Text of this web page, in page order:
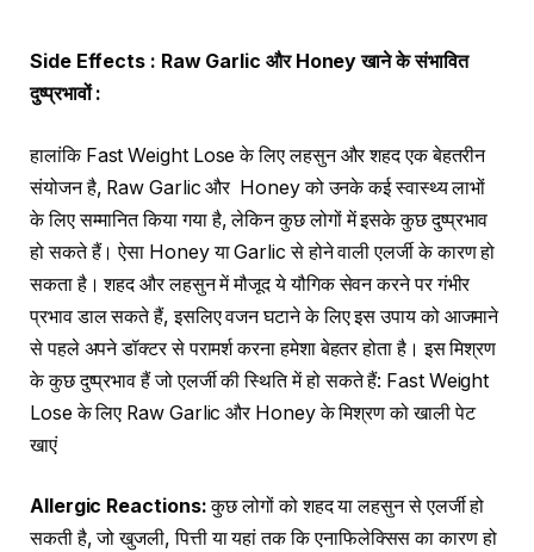
Side Effects : Raw Garlic और Honeyखाने के संभावित
दुष्प्रभावों:
हालांकि Fast Weight Lose के लिए लहसुन और शहद एक बेहतरीन
संयोजन है, Raw Garlic और Honey को उनके कई स्वास्थ्य लाभों
के लिए सम्मानित किया गया है, लेकिन कुछ लोगों में इसके कुछ दुष्प्रभाव
हो सकते हैं। ऐसा Honey या Garlic से होने वाली एलर्जी के कारण हो
सकता है। शहद और लहसुन में मौजूद ये यौगिक सेवन करने पर गंभीर
प्रभाव डाल सकते हैं, इसलिए वजन घटाने के लिए इस उपाय को आजमाने
से पहले अपने डॉक्टर से परामर्श करना हमेशा बेहतर होता है। इस मिश्रण
के कुछ दुष्प्रभाव हैं जो एलर्जी की स्थिति में हो सकते हैं: Fast Weight
Lose के लिए Raw Garlic और Honey के मिश्रण को खाली पेट
खाएं
Allergic Reactions:कुछ लोगों को शहद या लहसुन से एलर्जी हो
सकती है, जो खुजली, पित्ती या यहां तक कि एनाफिलेक्सिस का कारण हो